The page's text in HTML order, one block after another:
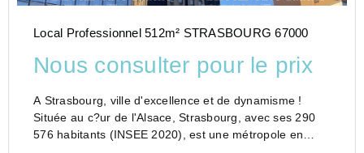
Local Professionnel 512m² STRASBOURG 67000
Nous consulter pour le prix
A Strasbourg, ville d'excellence et de dynamisme !
Située au c?ur de l'Alsace, Strasbourg, avec ses 290
576 habitants (INSEE 2020), est une métropole en